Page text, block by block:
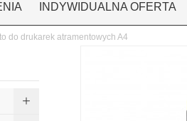
INDYWIDUALNA OFERTA
do drukarek atramentowych A4